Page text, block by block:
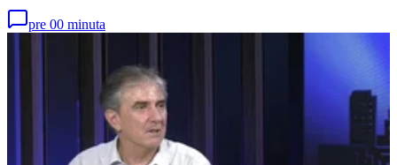
pre 00 minuta